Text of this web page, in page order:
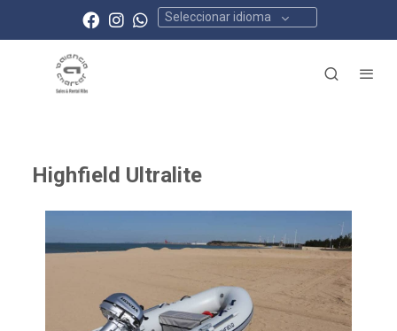
Seleccionar idioma
Highfield Ultralite